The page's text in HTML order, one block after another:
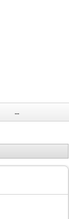
...